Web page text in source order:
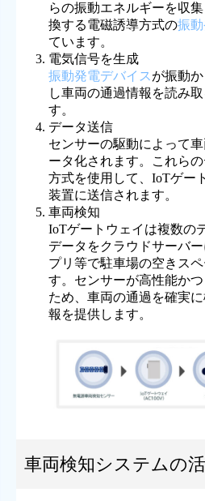
らの振動エネルギーを収
換する電磁誘導方式の振
ています。
電気信号を生成
振動発電デバイス が振動
し車両の通過情報を読み
す。
データ送信
センサーの駆動によって
ータ化されます。これら
方式を使用して、IoTゲー
装置に送信されます。
車両検知
IoTゲートウェイは複数の
データをクラウドサーバ
プリ等で駐車場の空きス
す。センサーが高性能か
ため、車両の通過を確実
報を提供します。
車両検知システムの